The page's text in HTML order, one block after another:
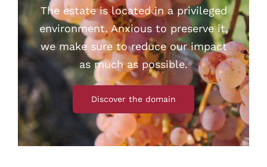
The estate is located in a privileged
environment. Anxious to preserve it,
we make sure to reduce our impact
as much as possible.
Discover the domain